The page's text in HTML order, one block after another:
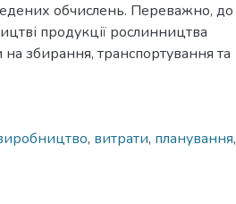
обчислень. Переважно, до
продукції рослинництва
збирання, транспортування та
, витрати, планування,